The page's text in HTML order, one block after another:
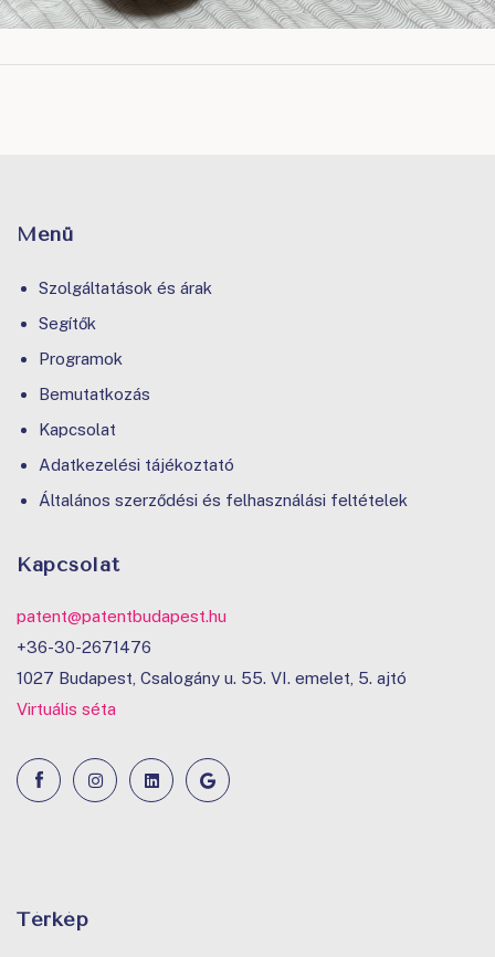
Menü
Szolgáltatások és árak
Segítők
Programok
Bemutatkozás
Kapcsolat
Adatkezelési tájékoztató
Általános szerződési és felhasználási feltételek
Kapcsolat
patent@patentbudapest.hu
+36-30-2671476
1027 Budapest, Csalogány u. 55. VI. emelet, 5. ajtó
Virtuális séta
Térkép